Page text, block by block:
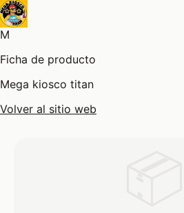
M
Ficha de producto
Mega kiosco titan
Volver al sitio web